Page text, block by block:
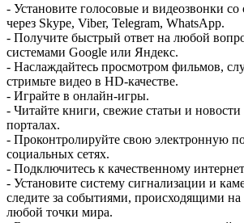
- Установите голосовые и видеозвонки
через Skype, Viber, Telegram, WhatsApp.
- Получите быстрый ответ на любой
системами Google или Яндекс.
- Наслаждайтесь просмотром фильмов,
стримьте видео в HD-качестве.
- Играйте в онлайн-игры.
- Читайте книги, свежие статьи и
порталах.
- Проконтролируйте свою электронную
социальных сетях.
- Подключитесь к качественному
- Установите систему сигнализации и
следите за событиями, происходящими на
любой точки мира.